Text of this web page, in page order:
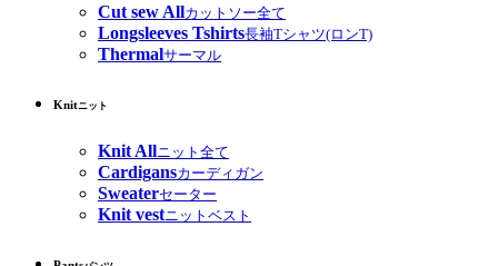
Cut sew Allカットソー全て
Longsleeves Tshirts長袖Tシャツ(ロンT)
Thermalサーマル
Knitニット
Knit Allニット全て
Cardigansカーディガン
Sweaterセーター
Knit vestニットベスト